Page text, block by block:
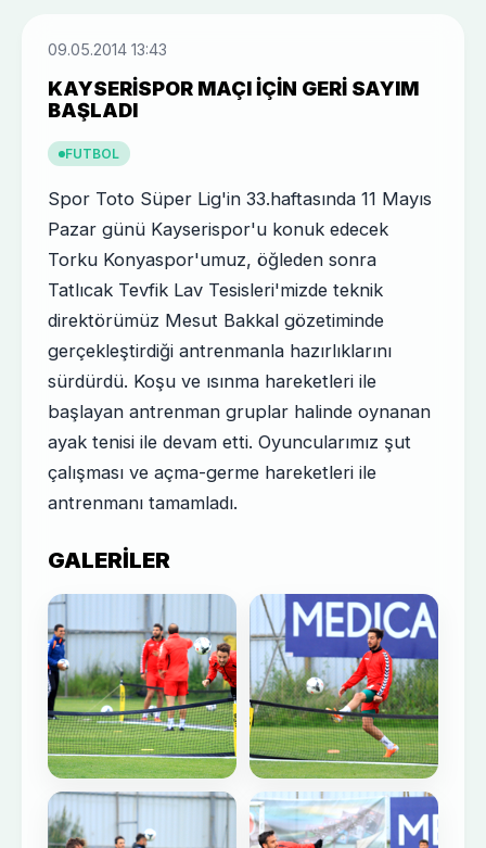
09.05.2014 13:43
KAYSERISPOR MAÇI IÇIN GERI SAYIM
BAŞLADI
FUTBOL
Spor Toto Süper Lig'in 33.haftasında 11 Mayıs
Pazar günü Kayserispor'u konuk edecek
Torku Konyaspor'umuz, öğleden sonra
Tatlıcak Tevfik Lav Tesisleri'mizde teknik
direktörümüz Mesut Bakkal gözetiminde
gerçekleştirdiği antrenmanla hazırlıklarını
sürdürdü. Koşu ve ısınma hareketleri ile
başlayan antrenman gruplar halinde oynanan
ayak tenisi ile devam etti. Oyuncularımız şut
çalışması ve açma-germe hareketleri ile
antrenmanı tamamladı.
GALERILER